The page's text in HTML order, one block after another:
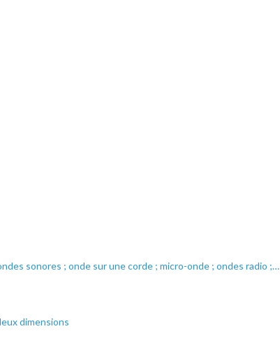
sonores ; onde sur une corde ; micro-onde ; ondes radio ;…
dimensions